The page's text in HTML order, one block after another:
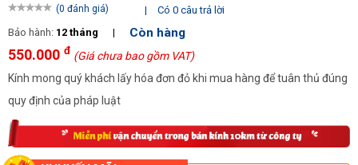
(0 đánh giá) |
Có 0 câu trả lời
Bảo hành: 12 tháng | Còn hàng
550.000 đ (Giá chưa bao gồm VAT)
Kính mong quý khách lấy hóa đơn đỏ khi mua hàng để tuân thủ đúng
quy định của pháp luật